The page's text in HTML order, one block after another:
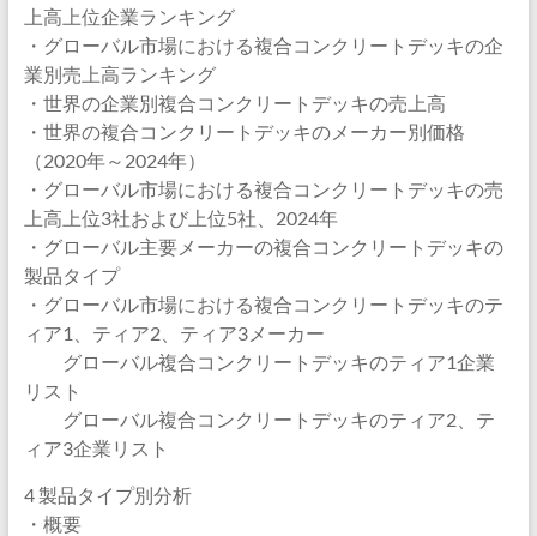
上高上位企業ランキング
・グローバル市場における複合コンクリートデッキの企
業別売上高ランキング
・世界の企業別複合コンクリートデッキの売上高
・世界の複合コンクリートデッキのメーカー別価格
（2020年～2024年）
・グローバル市場における複合コンクリートデッキの売
上高上位3社および上位5社、2024年
・グローバル主要メーカーの複合コンクリートデッキの
製品タイプ
・グローバル市場における複合コンクリートデッキのテ
ィア1、ティア2、ティア3メーカー
グローバル複合コンクリートデッキのティア1企業
リスト
グローバル複合コンクリートデッキのティア2、テ
ィア3企業リスト
4 製品タイプ別分析
・概要